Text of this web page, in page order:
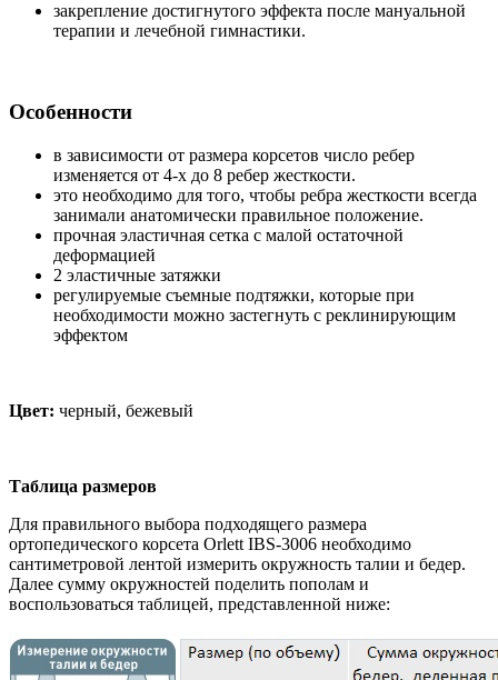
закрепление достигнутого эффекта после мануальной
терапии и лечебной гимнастики.
Особенности
в зависимости от размера корсетов число ребер
изменяется от 4-х до 8 ребер жесткости.
это необходимо для того, чтобы ребра жесткости всегда
занимали анатомически правильное положение.
прочная эластичная сетка с малой остаточной
деформацией
2 эластичные затяжки
регулируемые съемные подтяжки, которые при
необходимости можно застегнуть с реклинирующим
эффектом
Цвет: черный, бежевый
Таблица размеров
Для правильного выбора подходящего размера
ортопедического корсета Orlett IBS-3006 необходимо
сантиметровой лентой измерить окружность талии и бедер.
Далее сумму окружностей поделить пополам и
воспользоваться таблицей, представленной ниже: